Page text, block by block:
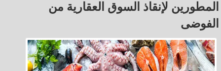
المطورين لإنقاذ السوق العقارية من
الفوضى